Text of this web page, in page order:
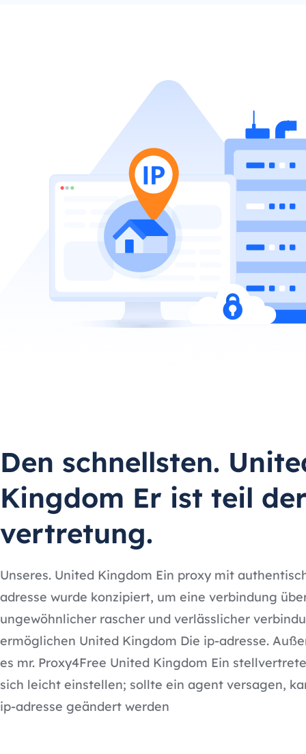
Den schnellsten.
Kingdom Er ist teil
vertretung.
Unseres. United Kingdom Ein proxy mit
adresse wurde konzipiert, um eine verbindung
ungewöhnlicher rascher und verlässlicher
ermöglichen United Kingdom Die ip-adresse.
es mr. Proxy4Free United Kingdom Ein
sich leicht einstellen; sollte ein agent versagen,
ip-adresse geändert werden